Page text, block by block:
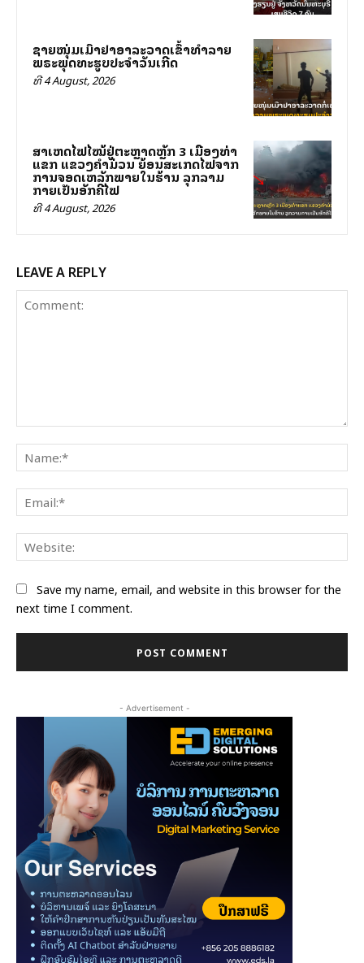
ຊາຍໜຸ່ມເມົາຢາອາລະວາດເຂົ້າທຳລາຍ
ພຣະພຸດທະຮູບປະຈຳວັນເກີດ
ທີ 4 August, 2026
ສາເຫດໄຟໄໝ້ຢູ່ຕະຫຼາດຫຼັກ 3 ເມືອງທ່າ
ແຂກ ແຂວງຄໍາມ່ວນ ຍ້ອນສະເກັດໄຟຈາກ
ການຈອດເຫລັກພາຍໃນຮ້ານ ລຸກລາມ
ກາຍເປັນອັກຄີໄຟ
ທີ 4 August, 2026
LEAVE A REPLY
Save my name, email, and website in this browser for the
next time I comment.
- Advertisement -